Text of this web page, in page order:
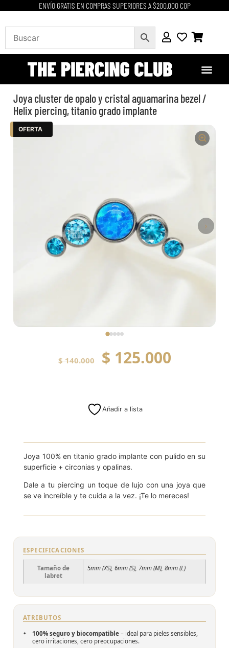
ENVÍO GRATIS EN COMPRAS SUPERIORES A $200.000 COP
Joya cluster de opalo y cristal aguamarina bezel /
Helix piercing, titanio grado implante
OFERTA
›
$140.000 $ 125.000
Añadir a lista
Joya 100% en titanio grado implante con pulido en su
superficie + circonias y opalinas.
Dale a tu piercing un toque de lujo con una joya que
se ve increíble y te cuida a la vez. ¡Te lo mereces!
ESPECIFICACIONES
Tamaño de
labret
5mm (XS), 6mm (S), 7mm (M), 8mm (L)
ATRIBUTOS
100% seguro y biocompatible – ideal para pieles sensibles,
cero irritaciones, cero preocupaciones.